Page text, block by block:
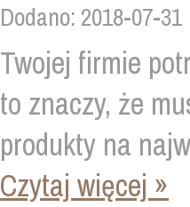
Dodano: 2018-07-31
Twojej firmie
to znaczy, że
produkty na
Czytaj więcej »